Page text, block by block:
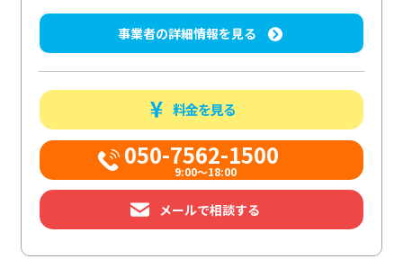
事業者の詳細情報を見る
料金を見る
050-7562-1500
9:00～18:00
メールで相談する